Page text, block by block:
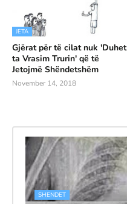
JETA
Gjërat për të cilat nuk 'Duhet
ta Vrasim Trurin' që të
Jetojmë Shëndetshëm
November 14, 2018
SHENDET